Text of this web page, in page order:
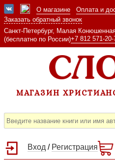
О магазине Оплата и
Заказать обратный звонок
Санкт-Петербург, Малая
(бесплатно по России)+7 812 571-20-
МАГАЗИН
Вход / Регистрация